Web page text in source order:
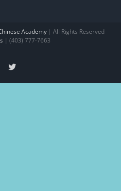
Academy| All Rights Reserved
| (403) 777-7663
X